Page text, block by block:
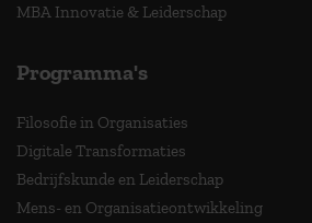
MBA Innovatie & Leiderschap
Programma's
Filosofie in Organisaties
Digitale Transformaties
Bedrijfskunde en Leiderschap
Mens- en Organisatieontwikkeling